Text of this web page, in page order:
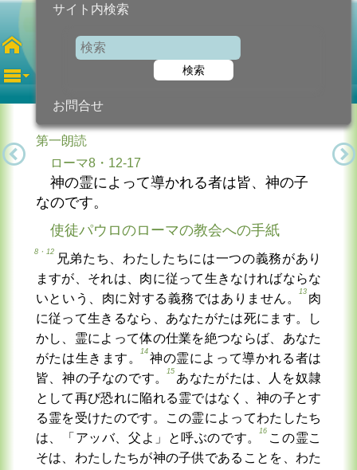
サイト内検索
検索
お問合せ
第30月曜日年間
第一朗読
ローマ8・12-17
神の霊によって導かれる者は皆、神の子
なのです。
使徒パウロのローマの教会への手紙
8・12
兄弟たち、わたしたちには一つの義務があり
ますが、それは、肉に従って生きなければならな
いという、肉に対する義務ではありません。
13
肉
に従って生きるなら、あなたがたは死にます。し
かし、霊によって体の仕業を絶つならば、あなた
がたは生きます。
14
神の霊によって導かれる者は
皆、神の子なのです。
15
あなたがたは、人を奴隷
として再び恐れに陥れる霊ではなく、神の子とす
る霊を受けたのです。この霊によってわたしたち
は、「アッバ、父よ」と呼ぶのです。
16
この霊こ
そは、わたしたちが神の子供であることを、わた